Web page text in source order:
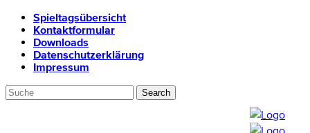
Spieltagsübersicht
Kontaktformular
Downloads
Datenschutzerklärung
Impressum